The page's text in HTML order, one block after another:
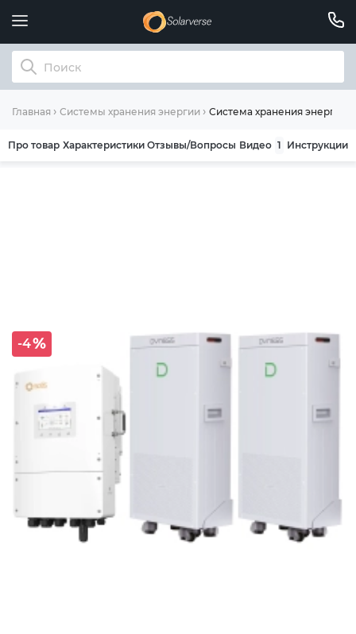
Главная Системы хранения энергии Система хранения энергии
Про товар Характеристики Отзывы/Вопросы Видео 1 Инструкции
-4